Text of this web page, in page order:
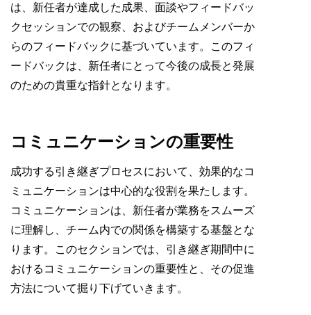
は、新任者が達成した成果、面談やフィードバッ
クセッションでの観察、およびチームメンバーか
らのフィードバックに基づいています。このフィ
ードバックは、新任者にとって今後の成長と発展
のための貴重な指針となります。
コミュニケーションの重要性
成功する引き継ぎプロセスにおいて、効果的なコ
ミュニケーションは中心的な役割を果たします。
コミュニケーションは、新任者が業務をスムーズ
に理解し、チーム内での関係を構築する基盤とな
ります。このセクションでは、引き継ぎ期間中に
おけるコミュニケーションの重要性と、その促進
方法について掘り下げていきます。